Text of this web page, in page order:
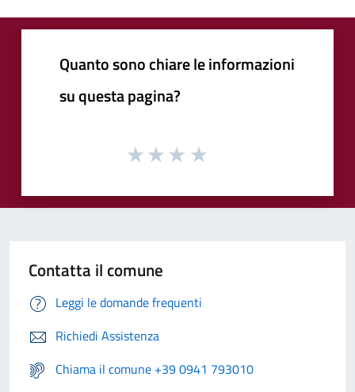
Quanto sono chiare le informazioni
su questa pagina?
Contatta il comune
Leggi le domande frequenti
Richiedi Assistenza
Chiama il comune +39 0941 793010